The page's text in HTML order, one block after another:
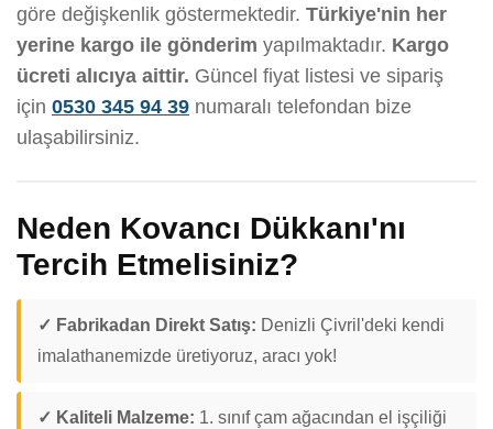
göre değişkenlik göstermektedir. Türkiye'nin her
yerine kargo ile gönderim yapılmaktadır. Kargo
ücreti alıcıya aittir. Güncel fiyat listesi ve sipariş
için 0530 345 94 39 numaralı telefondan bize
ulaşabilirsiniz.
Neden Kovancı Dükkanı'nı
Tercih Etmelisiniz?
✓ Fabrikadan Direkt Satış: Denizli Çivril'deki kendi
imalathanemizde üretiyoruz, aracı yok!
✓ Kaliteli Malzeme: 1. sınıf çam ağacından el işçiliği